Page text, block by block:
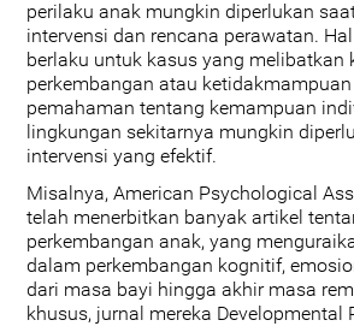
perilaku anak mungkin diperlukan
intervensi dan rencana perawatan.
berlaku untuk kasus yang melibatkan
perkembangan atau
pemahaman tentang kemampuan
lingkungan sekitarnya mungkin
intervensi yang efektif.
Misalnya, American Psychological
telah menerbitkan banyak artikel
perkembangan anak, yang
dalam perkembangan kognitif,
dari masa bayi hingga akhir masa
khusus, jurnal mereka Developmental